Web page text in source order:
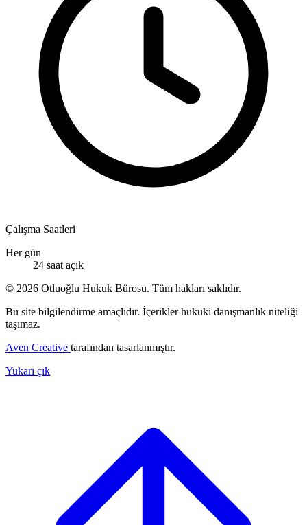
Çalışma Saatleri
Her gün
24 saat açık
© 2026 Otluoğlu Hukuk Bürosu. Tüm hakları saklıdır.
Bu site bilgilendirme amaçlıdır. İçerikler hukuki danışmanlık niteliği
taşımaz.
Aven Creative tarafından tasarlanmıştır.
Yukarı çık